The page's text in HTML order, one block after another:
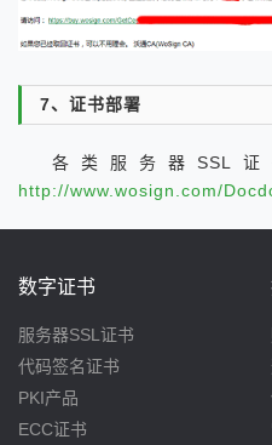
7、证书部署
各类服务器SSL
http://www.wosign.com/
数字证书
服务器SSL证书
代码签名证书
PKI产品
ECC证书